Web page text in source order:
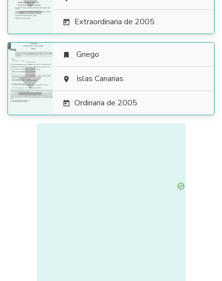
 Extraordinaria de 2005

 Griego
 Islas Canarias
 Ordinaria de 2005